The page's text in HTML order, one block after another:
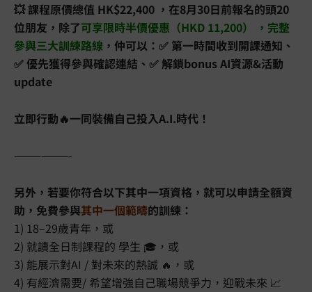
💥 課程原價總值 HK$22,400 ，在8月30日前報名的頭20
位朋友，除了可享限時半價優惠 （HKD 11,200）
，完整
參與三大訓練路線 ，仲可以：✅ 第一時間收到開課通知、
✅ 優先獲得參與確認連結、✅ 解鎖bonus AI資源&活動
update
立即行動🔥一同裝備自己投入A.I.時代！
——————-
另外，若要你符合以下其中一項資格，就可以申請全額資
助，免費參與其中一個範疇的訓練：
1) 18–29歲青年，或
2) 就讀全日制課程的 學生 🎓，或
3) 能展示對AI / 對未來的熱誠 🔥，或
4) 有經濟需要/ 希望增強自己職場競爭力，迎戰未來 📈